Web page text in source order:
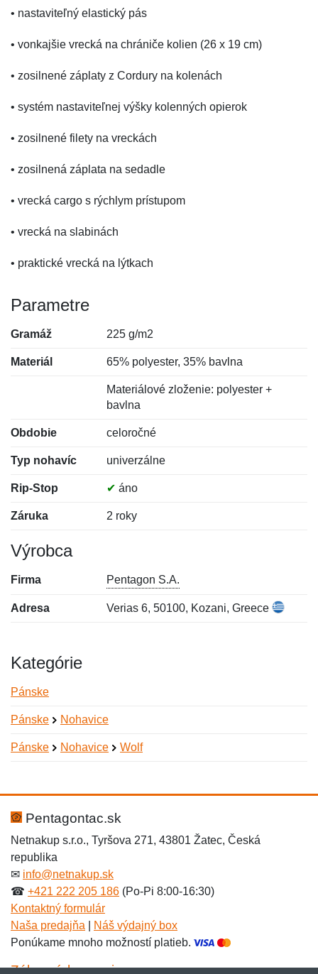
• nastaviteľný elastický pás
• vonkajšie vrecká na chrániče kolien (26 x 19 cm)
• zosilnené záplaty z Cordury na kolenách
• systém nastaviteľnej výšky kolenných opierok
• zosilnené filety na vreckách
• zosilnená záplata na sedadle
• vrecká cargo s rýchlym prístupom
• vrecká na slabinách
• praktické vrecká na lýtkach
Parametre
Gramáž 225 g/m2
Materiál 65% polyester, 35% bavlna
Materiálové zloženie: polyester +
bavlna
Obdobie celoročné
Typ nohavíc univerzálne
Rip-Stop ✔ áno
Záruka 2 roky
Výrobca
Firma Pentagon S.A.
Adresa Verias 6, 50100, Kozani, Greece
Kategórie
Pánske
Pánske Nohavice
Pánske Nohavice Wolf
Hodnotenie:
Meno:*
E-mail:
Meno:
E-mail:*
Správa*
Pentagontac.sk
Netnakup s.r.o., Tyršova 271, 43801 Žatec, Česká
republika
✉ info@netnakup.sk
☎ +421 222 205 186 (Po-Pi 8:00-16:30)
Kontaktný formulár
Naša predajňa
Náš výdajný box
Ponúkame mnoho možností platieb.
Zákaznícky servis